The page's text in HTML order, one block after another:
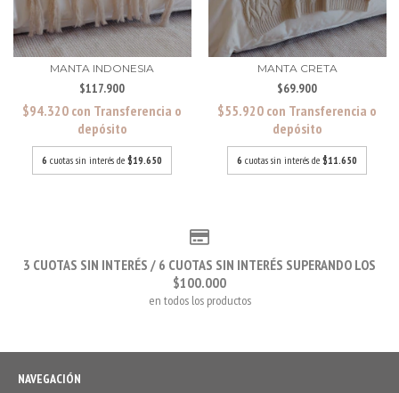
MANTA INDONESIA
$117.900
$94.320 con Transferencia o
depósito
6 cuotas sin interés de $19.650
MANTA CRETA
$69.900
$55.920 con Transferencia o
depósito
6 cuotas sin interés de $11.650
3 CUOTAS SIN INTERÉS / 6 CUOTAS SIN INTERÉS SUPERANDO LOS
$100.000
en todos los productos
NAVEGACIÓN